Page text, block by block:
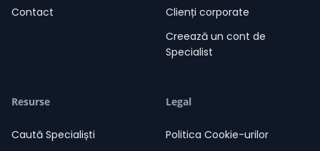
Contact
Clienți corporate
Creează un cont de
Specialist
Resurse
Caută Specialiști
Legal
Politica Cookie-urilor